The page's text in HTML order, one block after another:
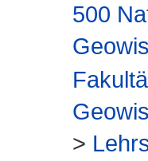
500
>